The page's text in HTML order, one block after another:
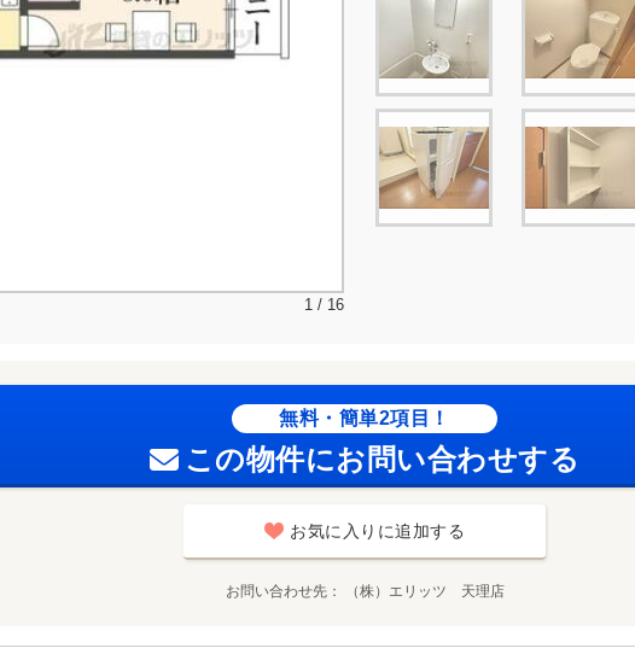
1 / 16
無料・簡単2項目！
この物件にお問い合わせする
お気に入りに追加する
お問い合わせ先 （株）エリッツ 天理店